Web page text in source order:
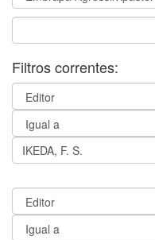
Filtros correntes: